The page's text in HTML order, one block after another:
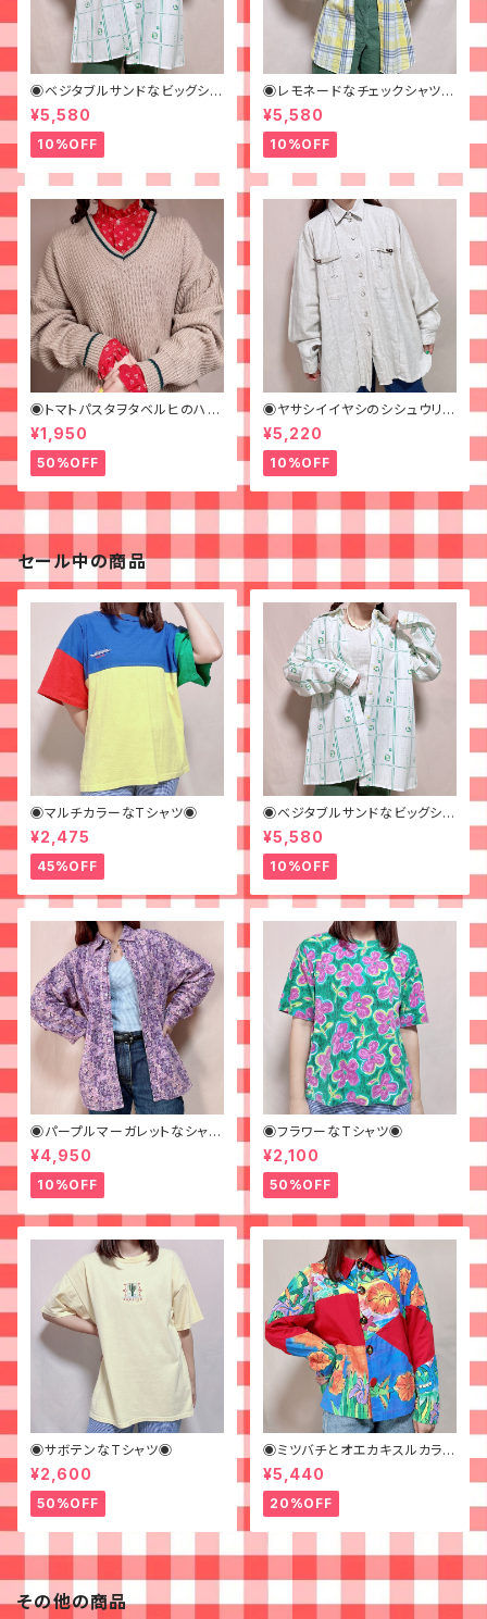
◉ベジタブルサンドなビッグシャ
ツ◉ 古着 柄シャツ 70s 緑 幾
何学模様
¥5,580
10%OFF
◉レモネードなチェックシャツ◉
古着 柄シャツ 70s 黄色
¥5,580
10%OFF
◉トマトパスタヲタベルヒのハナ
ガラフリルブラウス◉ 古着 赤 ス
タンドカラー
¥1,950
50%OFF
◉ヤサシイイヤシのシシュウリネ
ンシャツ◉ 古着 麻 刺繍 メ
ンズシャツ 長袖シャツ
¥5,220
10%OFF
セール中の商品
◉マルチカラーなTシャツ◉
¥2,475
45%OFF
◉ベジタブルサンドなビッグシャ
ツ◉ 古着 柄シャツ 70s 緑 幾
何学模様
¥5,580
10%OFF
◉パープルマーガレットなシャツ
◉ 古着 花柄 紫
¥4,950
10%OFF
◉フラワーなTシャツ◉
¥2,100
50%OFF
◉サボテンなTシャツ◉
¥2,600
50%OFF
◉ミツバチとオエカキスルカラフ
ルペイントなジャケット◉
¥5,440
20%OFF
その他の商品